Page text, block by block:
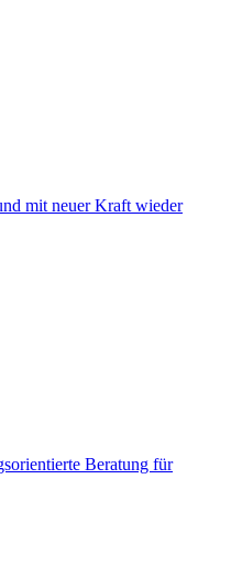
mit neuer Kraft wieder
Beratung für